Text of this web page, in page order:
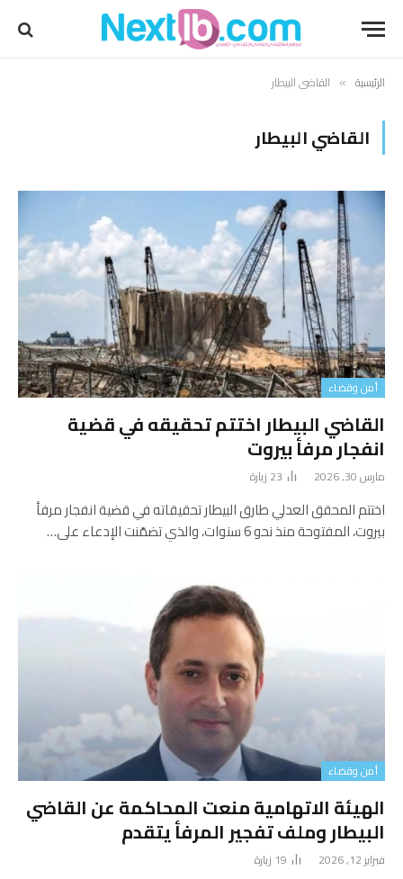
الرئيسية » القاضي البيطار
القاضي البيطار
أمن وقضاء
القاضي البيطار اختتم تحقيقه في قضية
انفجار مرفأ بيروت
مارس 30, 2026 23 زيارة
اختتم المحقق العدلي طارق البيطار تحقيقاته في قضية انفجار مرفأ
بيروت، المفتوحة منذ نحو 6 سنوات، والذي تضمّنت الإدعاء على…
أمن وقضاء
الهيئة الاتهامية منعت المحاكمة عن القاضي
البيطار وملف تفجير المرفأ يتقدم
فبراير 12, 2026 19 زيارة